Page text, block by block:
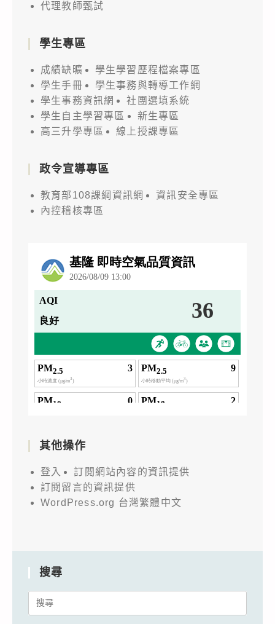
代理教師甄試
學生專區
成績缺曠
學生學習歷程檔案專區
學生手冊
學生事務與轉導工作網
學生事務資訊網
社團選填系統
學生自主學習專區
新生專區
高三升學專區
線上授課專區
政令宣導專區
教育部108課綱資訊網
資訊安全專區
內控稽核專區
其他操作
登入
訂閱網站內容的資訊提供
訂閱留言的資訊提供
WordPress.org 台灣繁體中文
搜尋
Search